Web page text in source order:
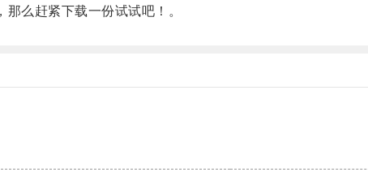
么赶紧下载一份试试吧！。